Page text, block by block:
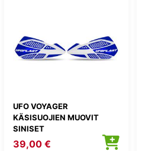
UFO VOYAGER
KÄSISUOJIEN MUOVIT
SINISET
39,00 €